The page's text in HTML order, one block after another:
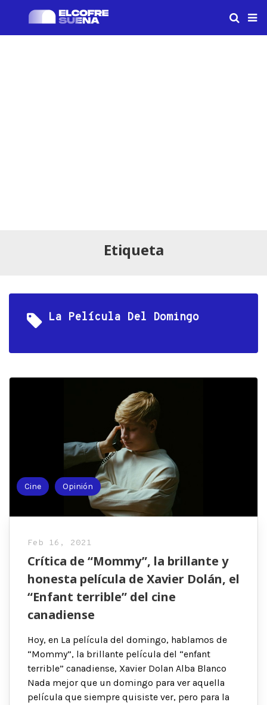
Etiqueta
La Película Del Domingo
Cine Opinión
Feb 16, 2021
Crítica de “Mommy”, la brillante y
honesta película de Xavier Dolán, el
“Enfant terrible” del cine
canadiense
Hoy, en La película del domingo, hablamos de
“Mommy”, la brillante película del “enfant
terrible” canadiense, Xavier Dolan Alba Blanco
Nada mejor que un domingo para ver aquella
película que siempre quisiste ver, pero para la